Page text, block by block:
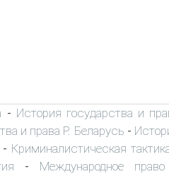
- История государства и
и права Р. Беларусь -
- Криминалистическая
- Международное право